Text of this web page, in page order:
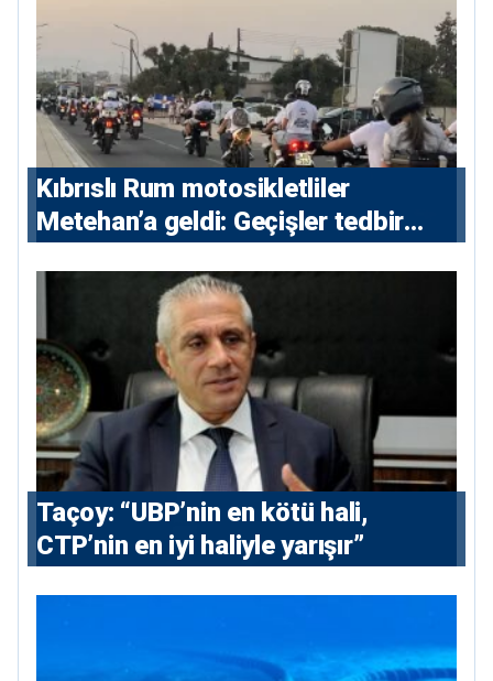
Kıbrıslı Rum motosikletliler
Metehan’a geldi: Geçişler tedbir
Taçoy: “UBP’nin en kötü hali,
CTP’nin en iyi haliyle yarışır”